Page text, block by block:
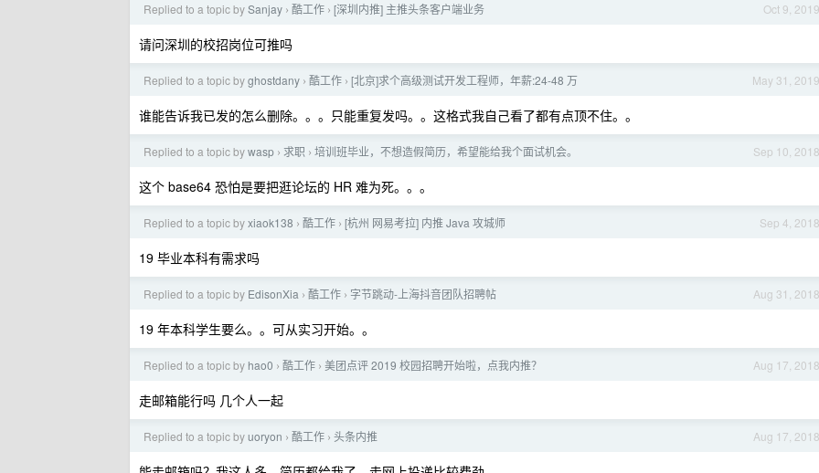
Oct 9, 2019
Replied to a topic bySanjay › 酷工作 › [深圳内推] 主推头条客户端业务
请问深圳的校招岗位可推吗
May 31, 2019
Replied to a topic byghostdany › 酷工作 › [北京]求个高级测试开发工程师，年薪:24-48 万
谁能告诉我已发的怎么删除。。。只能重复发吗。。这格式我自己看了都有点顶不住。。
Sep 10, 2018
Replied to a topic bywasp › 求职 › 培训班毕业，不想造假简历，希望能给我个面试机会。
这个 base64 恐怕是要把逛论坛的 HR 难为死。。。
Sep 4, 2018
Replied to a topic byxiaok138 › 酷工作 › [杭州 网易考拉] 内推 Java 攻城师
19 毕业本科有需求吗
Aug 31, 2018
Replied to a topic by EdisonXia › 酷工作 › 字节跳动-上海抖音团队招聘帖
19 年本科学生要么。。可从实习开始。。
Aug 17, 2018
Replied to a topic by hao0 › 酷工作 › 美团点评 2019 校园招聘开始啦，点我内推？
走邮箱能行吗 几个人一起
Aug 17, 2018
Replied to a topic byuoryon › 酷工作 › 头条内推